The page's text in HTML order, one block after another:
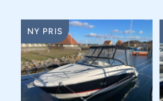
NY PRIS